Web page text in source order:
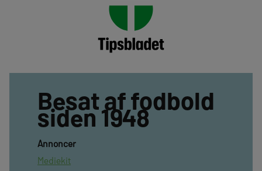
Besat af fodbold
siden 1948
Annoncer
Mediekit